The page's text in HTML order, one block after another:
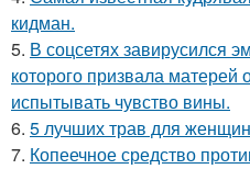
кидман.
5. В соцсетях завирусился
которого призвала матерей
испытывать чувство вины.
6. 5 лучших трав для
7. Копеечное средство